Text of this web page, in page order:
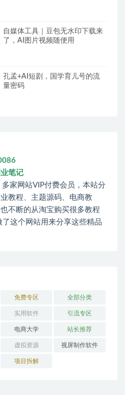
自媒体工具｜豆包无水印下载来
了，AI图片视频随便用
孔孟+AI短剧，国学育儿号的流
量密码
笔记
家网站VIP付费会员，本站分
教程、主题源码、电商教
不断的从淘宝购买很多教程
了这个网站用来分享这些精品
免费专区 全部分类
实用软件 引流专区
电商大学 站长推荐
虚拟资源 视屏制作软件
项目拆解